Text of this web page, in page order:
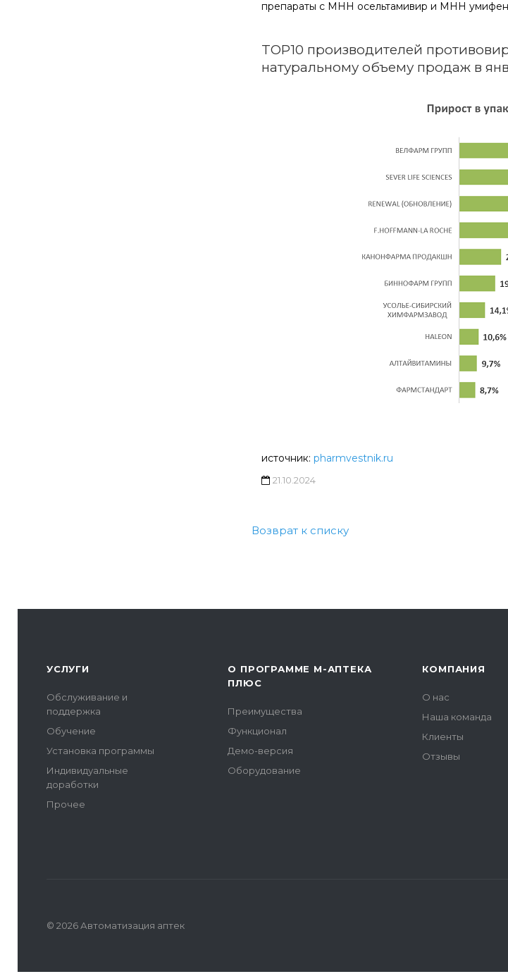
препараты с МНН осельтамивир и МНН
TOP10 производителей
натуральному объему продаж в
источник: pharmvestnik.ru
21.10.2024
Возврат к списку
УСЛУГИ
Обслуживание и
поддержка
Обучение
Установка программы
Индивидуальные
доработки
Прочее
О ПРОГРАММЕ М-АПТЕКА
ПЛЮС
Преимущества
Функционал
Демо-версия
Оборудование
КОМПАНИЯ
О нас
Наша команда
Клиенты
Отзывы
© 2026 Автоматизация аптек